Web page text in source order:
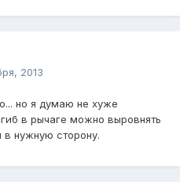
2013
но я думаю не хуже
в рычаге можно выровнять
в нужную сторону.